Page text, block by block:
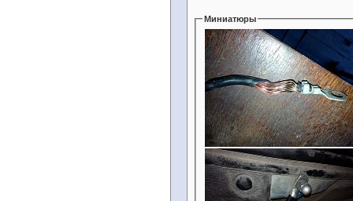
Миниатюры